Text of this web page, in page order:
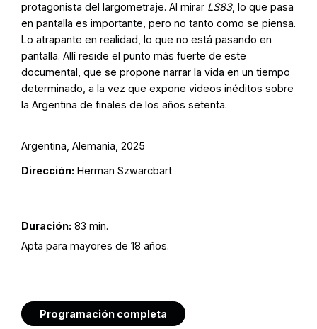
protagonista del largometraje. Al mirar LS83, lo que pasa
en pantalla es importante, pero no tanto como se piensa.
Lo atrapante en realidad, lo que no está pasando en
pantalla. Allí reside el punto más fuerte de este
documental, que se propone narrar la vida en un tiempo
determinado, a la vez que expone videos inéditos sobre
la Argentina de finales de los años setenta.
Argentina, Alemania, 2025
Dirección: Herman Szwarcbart
Duración: 83 min.
Apta para mayores de 18 años.
Programación completa